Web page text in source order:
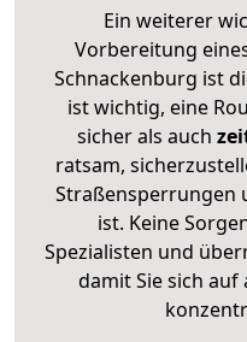
Ein weiterer
Vorbereitung
Schnackenburg ist
ist wichtig, eine
sicher als auch
ratsam,
Straßensperrungen
ist. Keine
Spezialisten und
damit Sie sich auf